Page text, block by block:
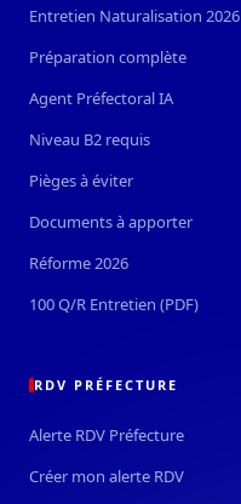
Entretien Naturalisation 2026
Préparation complète
Agent Préfectoral IA
Niveau B2 requis
Pièges à éviter
Documents à apporter
Réforme 2026
100 Q/R Entretien (PDF)
RDV PRÉFECTURE
Alerte RDV Préfecture
Créer mon alerte RDV